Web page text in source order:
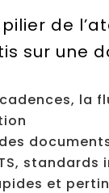
de
sur une
la
standards
et